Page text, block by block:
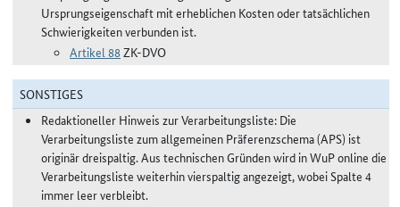
Ursprungseigenschaft mit erheblichen Kosten oder tatsächlichen
Schwierigkeiten verbunden ist.
Artikel 88ZK-DVO
SONSTIGES
Redaktioneller Hinweis zur Verarbeitungsliste: Die
Verarbeitungsliste zum allgemeinen Präferenzschema (APS) ist
originär dreispaltig. Aus technischen Gründen wird in WuP online die
Verarbeitungsliste weiterhin vierspaltig angezeigt, wobei Spalte 4
immer leer verbleibt.